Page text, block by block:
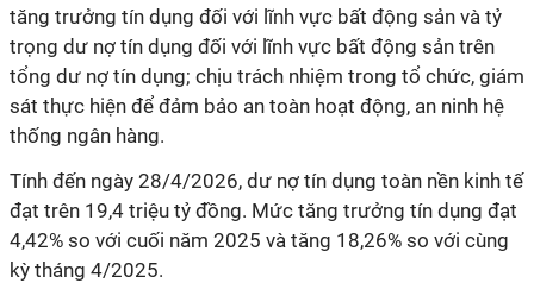
tăng trưởng tín dụng đối với lĩnh vực bất động sản và tỷ
trọng dư nợ tín dụng đối với lĩnh vực bất động sản trên
tổng dư nợ tín dụng; chịu trách nhiệm trong tổ chức, giám
sát thực hiện để đảm bảo an toàn hoạt động, an ninh hệ
thống ngân hàng.
Tính đến ngày 28/4/2026, dư nợ tín dụng toàn nền kinh tế
đạt trên 19,4 triệu tỷ đồng. Mức tăng trưởng tín dụng đạt
4,42% so với cuối năm 2025 và tăng 18,26% so với cùng
kỳ tháng 4/2025.